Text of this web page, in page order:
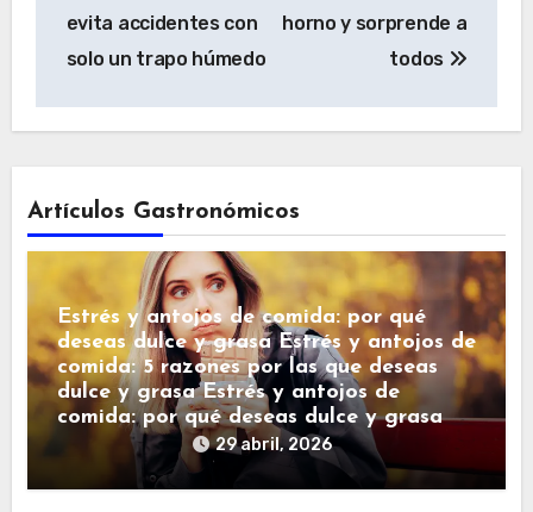
entradas
evita accidentes con
solo un trapo húmedo
horno y sorprende a
todos
Artículos Gastronómicos
Estrés y antojos de comida: por qué
deseas dulce y grasa Estrés y antojos de
comida: 5 razones por las que deseas
dulce y grasa Estrés y antojos de
comida: por qué deseas dulce y grasa
29 abril, 2026